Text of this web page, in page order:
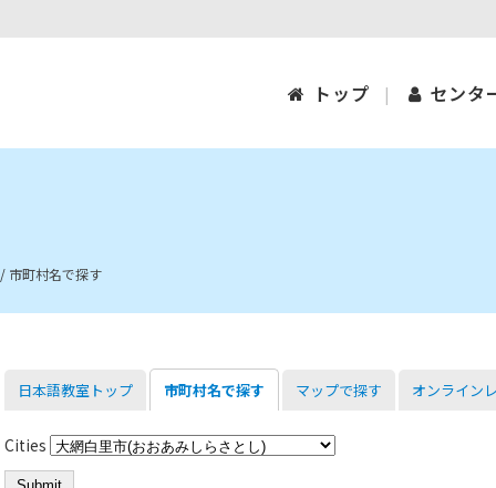
トップ センタ
/ 市町村名で探す
日本語教室トップ 市町村名で探す マップで探す オンライン
Cities